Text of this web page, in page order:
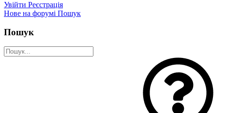
Увійти Реєстрація
Нове на форумі Пошук
Пошук